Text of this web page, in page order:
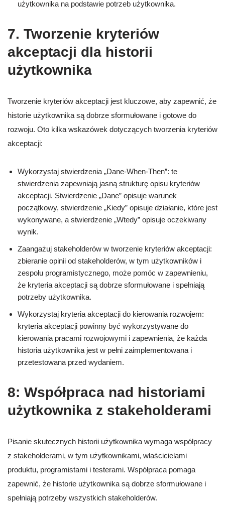
użytkownika na podstawie potrzeb użytkownika.
7. Tworzenie kryteriów
akceptacji dla historii
użytkownika
Tworzenie kryteriów akceptacji jest kluczowe, aby zapewnić, że
historie użytkownika są dobrze sformułowane i gotowe do
rozwoju. Oto kilka wskazówek dotyczących tworzenia kryteriów
akceptacji:
Wykorzystaj stwierdzenia „Dane-When-Then”: te
stwierdzenia zapewniają jasną strukturę opisu kryteriów
akceptacji. Stwierdzenie „Dane” opisuje warunek
początkowy, stwierdzenie „Kiedy” opisuje działanie, które jest
wykonywane, a stwierdzenie „Wtedy” opisuje oczekiwany
wynik.
Zaangażuj stakeholderów w tworzenie kryteriów akceptacji:
zbieranie opinii od stakeholderów, w tym użytkowników i
zespołu programistycznego, może pomóc w zapewnieniu,
że kryteria akceptacji są dobrze sformułowane i spełniają
potrzeby użytkownika.
Wykorzystaj kryteria akceptacji do kierowania rozwojem:
kryteria akceptacji powinny być wykorzystywane do
kierowania pracami rozwojowymi i zapewnienia, że każda
historia użytkownika jest w pełni zaimplementowana i
przetestowana przed wydaniem.
8: Współpraca nad historiami
użytkownika z stakeholderami
Pisanie skutecznych historii użytkownika wymaga współpracy
z stakeholderami, w tym użytkownikami, właścicielami
produktu, programistami i testerami. Współpraca pomaga
zapewnić, że historie użytkownika są dobrze sformułowane i
spełniają potrzeby wszystkich stakeholderów.